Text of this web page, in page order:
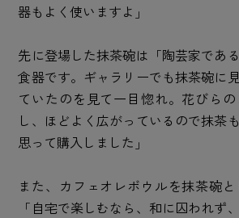
器もよく使いますよ」
先に登場した抹茶碗は「陶芸家であ
食器です。ギャラリーでも抹茶碗に
ていたのを見て一目惚れ。花びら
し、ほどよく広がっているので抹茶
思って購入しました」
また、カフェオレボウルを抹茶碗と
「自宅で楽しむなら、和に囚われず